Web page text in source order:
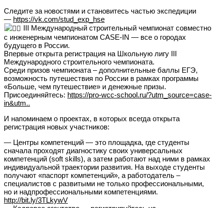
Следите за новостями и становитесь частью экспедиции
— https://vk.com/stud_exp_hse
III Международный строительный чемпионат совместно
с инженерным чемпионатом CASE-IN — все о городах
будущего в России.
Впервые открыта регистрация на Школьную лигу III
Международного строительного чемпионата.
Среди призов чемпионата – дополнительные баллы ЕГЭ,
возможность путешествия по России в рамках программы
«Больше, чем путешествие» и денежные призы.
Присоединяйтесь: https://pro-wcc-school.ru/?utm_source=case-
in&utm..
И напоминаем о проектах, в которых всегда открыта
регистрация новых участников:
— Центры компетенций — это площадка, где студенты
сначала проходят диагностику своих универсальных
компетенций (soft skills), а затем работают над ними в рамках
индивидуальной траектории развития. На выходе студенты
получают «паспорт компетенций», а работодатель –
специалистов с развитыми не только профессиональными,
но и надпрофессиональными компетенциями.
http://bit.ly/3TLkywV